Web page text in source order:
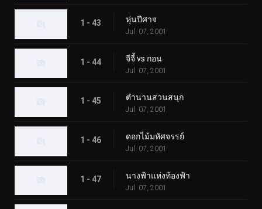
1 - 43 หุ่นปีศาจ
Jul. 07, 2001
1 - 44 จีจี้ vs กอน
Jul. 07, 2001
1 - 45 ตำนานสวนสนุก
Jul. 07, 2001
1 - 46 ดอกไม้มหัศจรรย์
Jul. 07, 2001
1 - 47 นางฟ้าแห่งท้องฟ้า
Jul. 07, 2001